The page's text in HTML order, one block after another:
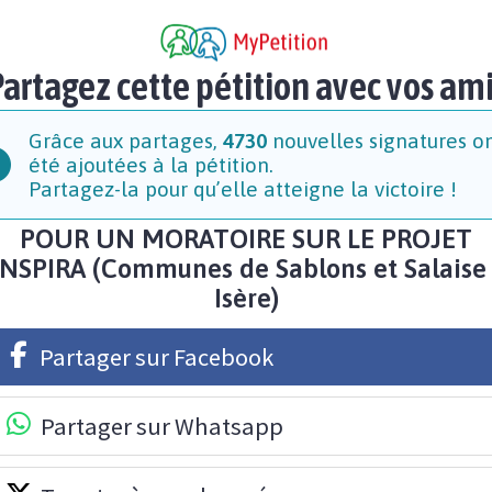
cette pétition avec vos
Grâce aux partages, 4730nouvelles signatures
été ajoutées à la pétition.
Partagez-la pour qu’elle atteigne la victoire !
POUR UN MORATOIRE SUR LE PROJET
(Communes de Sablons et Salaise
Isère)
Partager sur Facebook
Partager sur Whatsapp